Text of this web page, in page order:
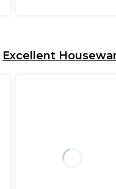
Excellent